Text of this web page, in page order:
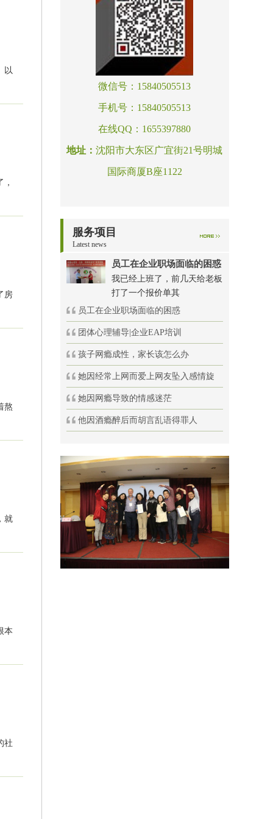
以
房
熬
就
本
社
微信号：15840505513
手机号：15840505513
在线QQ：1655397880
地址：沈阳市大东区广宜街21号明城
国际商厦B座1122
服务项目
Latest news
员工在企业职场面临的困惑
我已经上班了，前几天给老板
打了一个报价单其
员工在企业职场面临的困惑
团体心理辅导|企业EAP培训
孩子网瘾成性，家长该怎么办
她因经常上网而爱上网友坠入感情旋
她因网瘾导致的情感迷茫
他因酒瘾醉后而胡言乱语得罪人